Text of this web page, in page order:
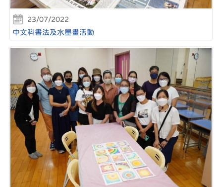
23/07/2022
中文科書法及水墨畫活動